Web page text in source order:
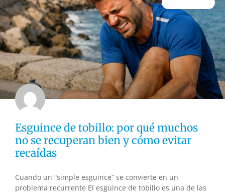
Esguince de tobillo: por qué muchos
no se recuperan bien y cómo evitar
recaídas
Cuando un “simple esguince” se convierte en un
problema recurrente El esguince de tobillo es una de las